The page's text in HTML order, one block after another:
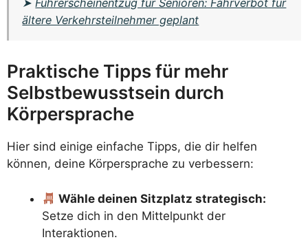
ältere Verkehrsteilnehmer geplant
Praktische Tipps für mehr
Selbstbewusstsein durch
Körpersprache
Hier sind einige einfache Tipps, die dir helfen
können, deine Körpersprache zu verbessern:
Wähle deinen Sitzplatz strategisch:
Setze dich in den Mittelpunkt der
Interaktionen.